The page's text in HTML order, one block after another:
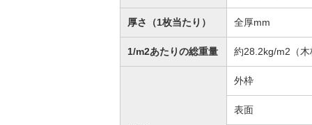
厚さ（1枚当たり） 全厚mm
1/m2あたりの総重量 約28.2kg/m2（
外枠
表面